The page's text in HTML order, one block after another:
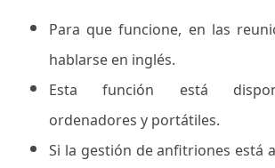
Para que funcione, en las
hablarse en inglés.
Esta función está
ordenadores y portátiles.
Si la gestión de anfitriones está